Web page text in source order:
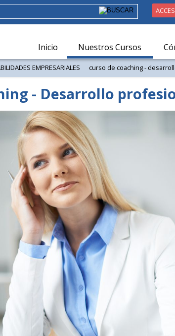
Inicio Nuestros Cursos
EMPRESARIALES curso de coaching -
- Desarrollo